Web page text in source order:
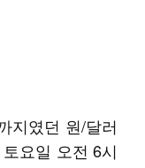
지였던 원/달러
요일 오전 6시